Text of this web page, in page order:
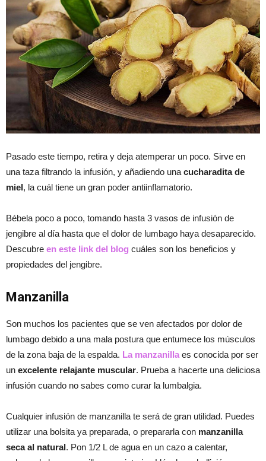
Pasado este tiempo, retira y deja atemperar un poco. Sirve en
una taza filtrando la infusión, y añadiendo una cucharadita de
miel, la cuál tiene un gran poder antiinflamatorio.
Bébela poco a poco, tomando hasta 3 vasos de infusión de
jengibre al día hasta que el dolor de lumbago haya desaparecido.
Descubre en este link del blog cuáles son los beneficios y
propiedades del jengibre.
Manzanilla
Son muchos los pacientes que se ven afectados por dolor de
lumbago debido a una mala postura que entumece los músculos
de la zona baja de la espalda. La manzanilla es conocida por ser
un excelente relajante muscular. Prueba a hacerte una deliciosa
infusión cuando no sabes como curar la lumbalgia.
Cualquier infusión de manzanilla te será de gran utilidad. Puedes
utilizar una bolsita ya preparada, o prepararla con manzanilla
seca al natural. Pon 1/2 L de agua en un cazo a calentar,